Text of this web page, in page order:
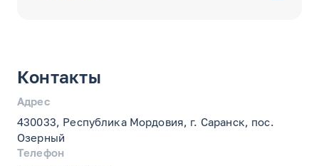
Контакты
Адрес
430033, Республика Мордовия, г. Саранск, пос.
Озерный
Телефон